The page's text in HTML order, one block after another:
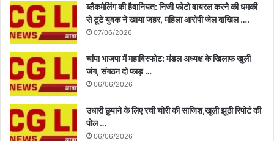
ब्लैकमेलिंग की हैवानियत: निजी फोटो वायरल करने की धमकी
से टूटे युवक ने खाया जहर, महिला आरोपी जेल दाखिल ….
07/06/2026
चांपा भाजपा में महाविस्फोट: मंडल अध्यक्ष के खिलाफ खुली
जंग, संगठन दो फाड़ …
06/06/2026
उधारी छुपाने के लिए रची चोरी की साजिश,खुली झूठी रिपोर्ट की
पोल …
06/06/2026